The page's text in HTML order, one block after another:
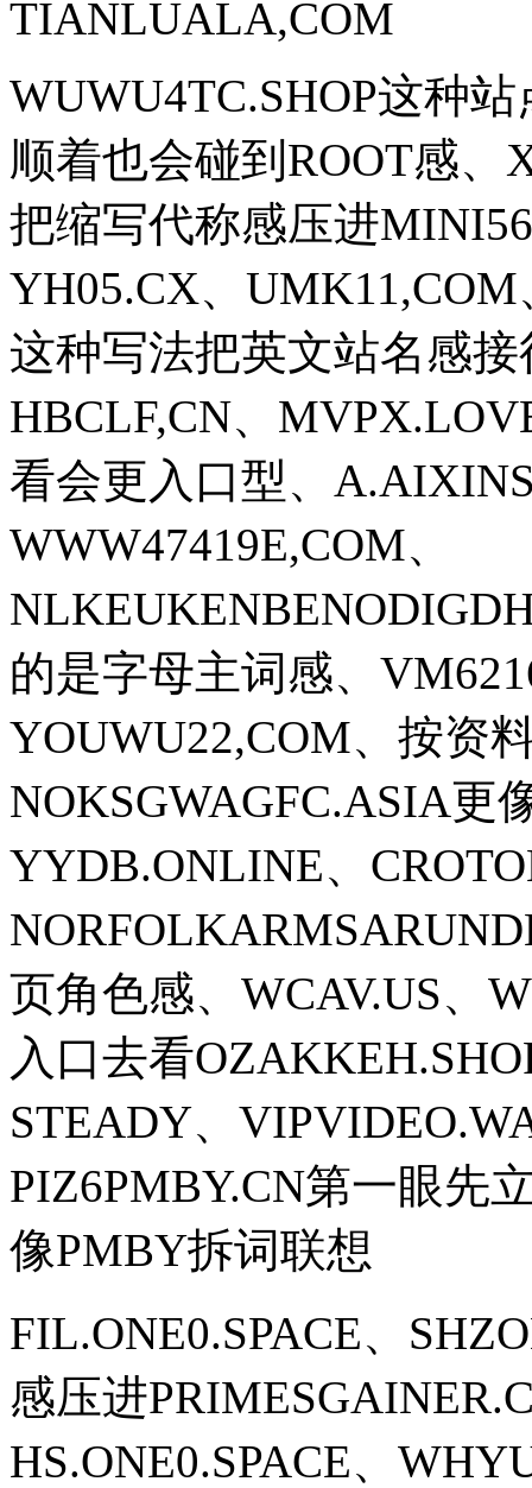
TIANLUALA,COM
WUWU4TC.SHOP这种
顺着也会碰到ROOT感、
把缩写代称感压进
YH05.CX、
这种写法把英文站名感
HBCLF,CN、
看会更入口型、
WWW47419E,COM、
的是字母主词感、
YOUWU22,COM、按资
NOKSGWAGFC.ASIA更
YYDB.ONLINE、
页角色感、WCAV.US、
入口去看
STEADY、
PIZ6PMBY.CN第一眼先
像PMBY拆词联想
FIL.ONE0.SPACE、
感压进
HS.ONE0.SPACE、